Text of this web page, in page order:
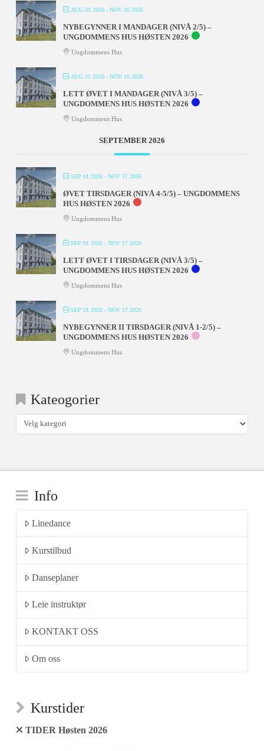
AUG 31 2026- NOV 16 2026
NYBEGYNNER I MANDAGER (NIVÅ 2/5) –
UNGDOMMENS HUS HØSTEN 2026
Ungdommens Hus
AUG 31 2026- NOV 16 2026
LETT ØVET I MANDAGER (NIVÅ 3/5) –
UNGDOMMENS HUS HØSTEN 2026
Ungdommens Hus
SEPTEMBER 2026
SEP 01 2026- NOV 17 2026
ØVET TIRSDAGER (NIVÅ 4-5/5) – UNGDOMMENS
HUS HØSTEN 2026
Ungdommens Hus
SEP 01 2026- NOV 17 2026
LETT ØVET I TIRSDAGER (NIVÅ 3/5) –
UNGDOMMENS HUS HØSTEN 2026
Ungdommens Hus
SEP 01 2026- NOV 17 2026
NYBEGYNNER II TIRSDAGER (NIVÅ 1-2/5) –
UNGDOMMENS HUS HØSTEN 2026
Ungdommens Hus
Kateogorier
Kateogorier
Info
Linedance
Kurstilbud
Danseplaner
Leie instruktør
KONTAKT OSS
Om oss
Kurstider
TIDER Høsten 2026